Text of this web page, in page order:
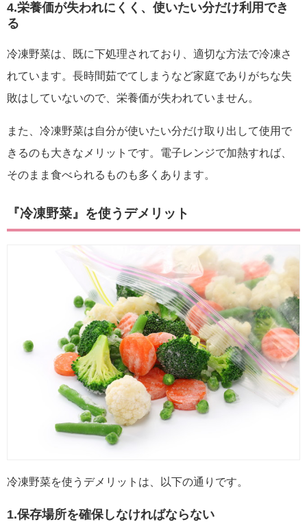
4.栄養価が失われにくく、使いたい分だけ利用でき
る
冷凍野菜は、既に下処理されており、適切な方法で冷凍さ
れています。長時間茹でてしまうなど家庭でありがちな失
敗はしていないので、栄養価が失われていません。
また、冷凍野菜は自分が使いたい分だけ取り出して使用で
きるのも大きなメリットです。電子レンジで加熱すれば、
そのまま食べられるものも多くあります。
『冷凍野菜』を使うデメリット
冷凍野菜を使うデメリットは、以下の通りです。
1.保存場所を確保しなければならない